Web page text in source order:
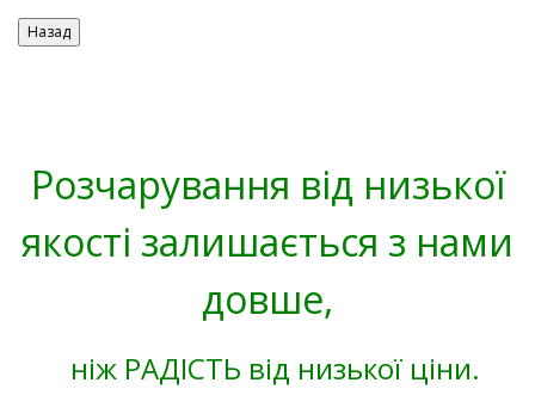
Розчарування від низької
якості залишається з нами
довше,
ніж РАДІСТЬ від низької ціни.